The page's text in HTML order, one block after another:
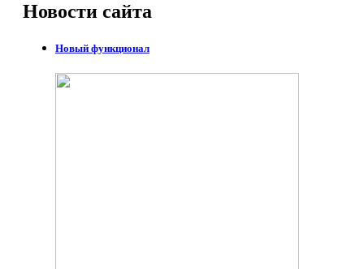
Новости сайта
Новый функционал